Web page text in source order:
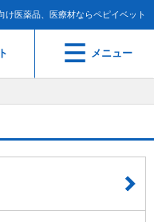
け医薬品、医療材ならペピイベット
メニュー